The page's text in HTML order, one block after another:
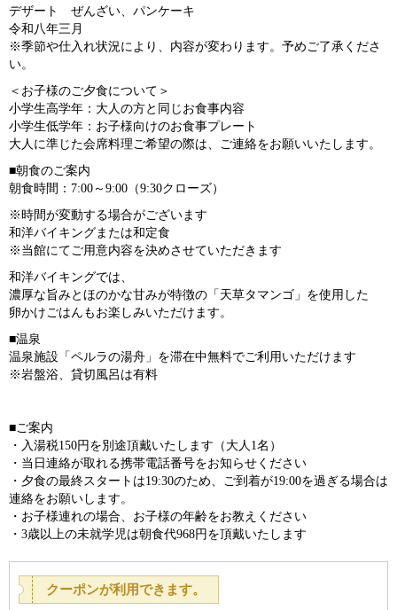
デザート ぜんざい、パンケーキ
令和八年三月
※季節や仕入れ状況により、内容が変わります。予めご了承くださ
い。
＜お子様のご夕食について＞
小学生高学年：大人の方と同じお食事内容
小学生低学年：お子様向けのお食事プレート
大人に準じた会席料理ご希望の際は、ご連絡をお願いいたします。
■朝食のご案内
朝食時間：7:00～9:00（9:30クローズ）
※時間が変動する場合がございます
和洋バイキングまたは和定食
※当館にてご用意内容を決めさせていただきます
和洋バイキングでは、
濃厚な旨みとほのかな甘みが特徴の「天草タマンゴ」を使用した
卵かけごはんもお楽しみいただけます。
■温泉
温泉施設「ペルラの湯舟」を滞在中無料でご利用いただけます
※岩盤浴、貸切風呂は有料
■ご案内
・入湯税150円を別途頂戴いたします（大人1名）
・当日連絡が取れる携帯電話番号をお知らせください
・夕食の最終スタートは19:30のため、ご到着が19:00を過ぎる場合は
連絡をお願いします。
・お子様連れの場合、お子様の年齢をお教えください
・3歳以上の未就学児は朝食代968円を頂戴いたします
クーポンが利用できます。